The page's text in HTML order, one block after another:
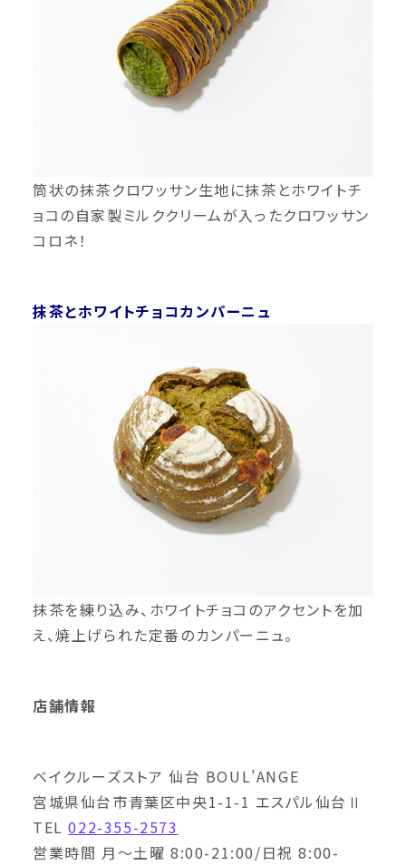
筒状の抹茶クロワッサン生地に抹茶とホワイトチ
ョコの自家製ミルククリームが入ったクロワッサン
コロネ！
抹茶とホワイトチョコカンパーニュ
抹茶を練り込み、ホワイトチョコのアクセントを加
え、焼上げられた定番のカンパーニュ。
店舗情報
ベイクルーズストア 仙台 BOUL’ANGE
宮城県仙台市青葉区中央1-1-1 エスパル仙台Ⅱ
TEL022-355-2573
営業時間 月〜土曜 8:00-21:00/日祝 8:00-